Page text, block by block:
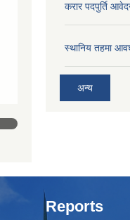
करार पदपुर्ति
स्थानिय तहमा
अन्य
Reports